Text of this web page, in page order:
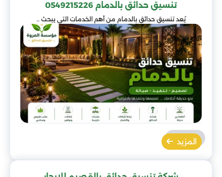
تنسيق حدائق بالدمام 0549215226
يُعد تنسيق حدائق بالدمام من أهم الخدمات التي يبحث ..
المزيد